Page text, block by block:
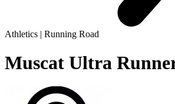
Athletics | Running Road
Muscat Ultra